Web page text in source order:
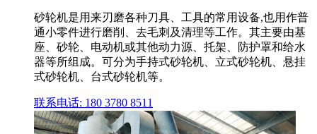
砂轮机是用来刃磨各种刀具、工具的常用设备,也用作普
通小零件进行磨削、去毛刺及清理等工作。其主要由基
座、砂轮、电动机或其他动力源、托架、防护罩和给水
器等所组成。可分为手持式砂轮机、立式砂轮机、悬挂
式砂轮机、台式砂轮机等。
联系电话: 180 3780 8511